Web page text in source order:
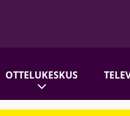
OTTELUKESKUS